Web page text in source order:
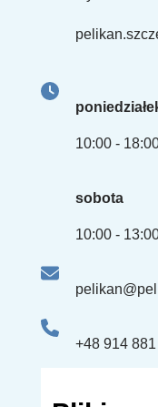
10:00 -
sobota
10:00 -
+48 914